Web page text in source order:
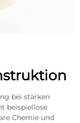
bei starken
beispiellose
Chemie und